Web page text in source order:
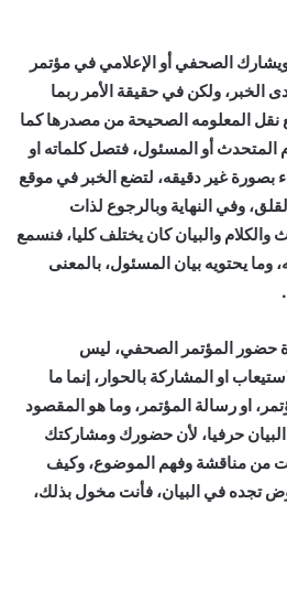
الصحفي أو الإعلامي في مؤتمر
الخبر، ولكن في حقيقة الأمر ربما
نقل المعلومه الصحيحة من مصدرها كما
أو المسئول، فتصل كلماته او
بصورة غير دقيقه، لتضع الخبر في موقع
وفي النهاية وبالرجوع لذات
والكلام والبيان كان يختلف كليا، فنسمع
وما يحتويه بيان المسئول، بالمعنى
حضور المؤتمر الصحفي، ليس
او المشاركة بالحوار، إنما ما
او رسالة المؤتمر، وما هو المقصود
حرفيا، لأن حضورك ومشاركتك
من مناقشة وفهم الموضوع، وكيف
تجده في البيان، فأنت مخول بذلك،